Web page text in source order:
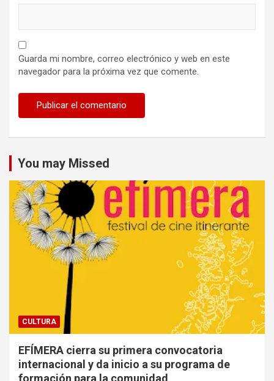
Guarda mi nombre, correo electrónico y web en este
navegador para la próxima vez que comente.
You may Missed
CULTURA
EFÍMERA cierra su primera convocatoria
internacional y da inicio a su programa de
formación para la comunidad